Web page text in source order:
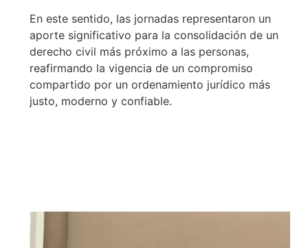
En este sentido, las jornadas representaron un
aporte significativo para la consolidación de un
derecho civil más próximo a las personas,
reafirmando la vigencia de un compromiso
compartido por un ordenamiento jurídico más
justo, moderno y confiable.